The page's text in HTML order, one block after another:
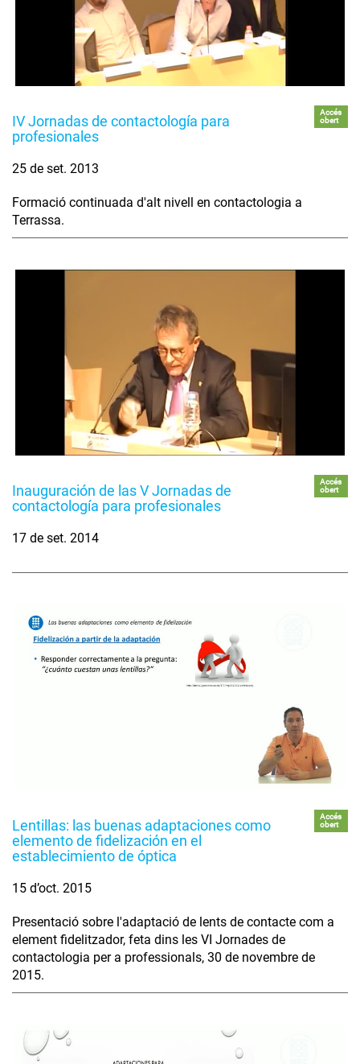
IV Jornadas de contactología para
profesionales
Accés
obert
25 de set. 2013
Formació continuada d'alt nivell en contactologia a
Terrassa.
Inauguración de las V Jornadas de
contactología para profesionales
Accés
obert
17 de set. 2014
Lentillas: las buenas adaptaciones como
elemento de fidelización en el
establecimiento de óptica
Accés
obert
15 d’oct. 2015
Presentació sobre l'adaptació de lents de contacte com a
element fidelitzador, feta dins les VI Jornades de
contactologia per a professionals, 30 de novembre de
2015.